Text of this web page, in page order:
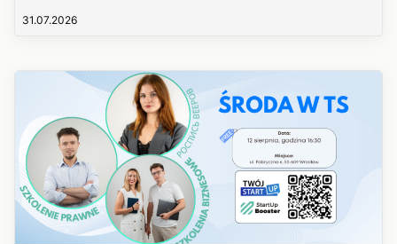
31.07.2026